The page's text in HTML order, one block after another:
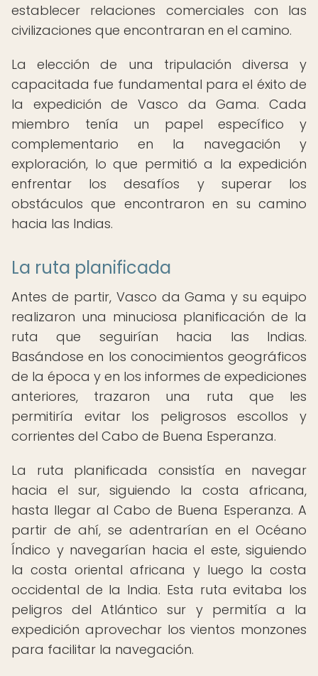
establecer relaciones comerciales con las
civilizaciones que encontraran en el camino.
La elección de una tripulación diversa y
capacitada fue fundamental para el éxito de
la expedición de Vasco da Gama. Cada
miembro tenía un papel específico y
complementario en la navegación y
exploración, lo que permitió a la expedición
enfrentar los desafíos y superar los
obstáculos que encontraron en su camino
hacia las Indias.
La ruta planificada
Antes de partir, Vasco da Gama y su equipo
realizaron una minuciosa planificación de la
ruta que seguirían hacia las Indias.
Basándose en los conocimientos geográficos
de la época y en los informes de expediciones
anteriores, trazaron una ruta que les
permitiría evitar los peligrosos escollos y
corrientes del Cabo de Buena Esperanza.
La ruta planificada consistía en navegar
hacia el sur, siguiendo la costa africana,
hasta llegar al Cabo de Buena Esperanza. A
partir de ahí, se adentrarían en el Océano
Índico y navegarían hacia el este, siguiendo
la costa oriental africana y luego la costa
occidental de la India. Esta ruta evitaba los
peligros del Atlántico sur y permitía a la
expedición aprovechar los vientos monzones
para facilitar la navegación.